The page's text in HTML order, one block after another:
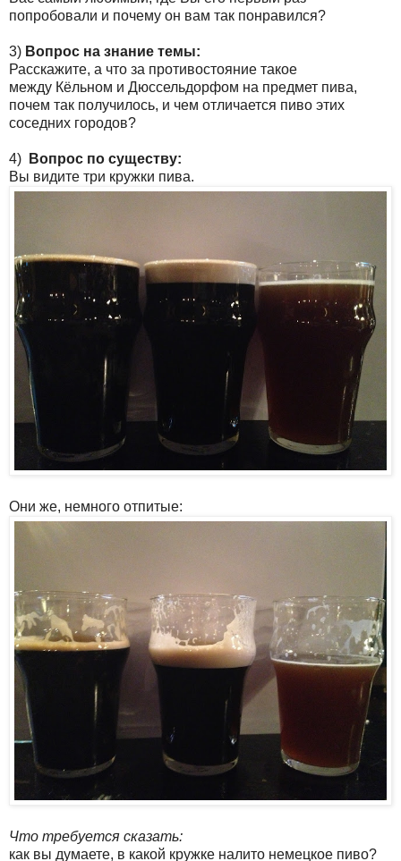
попробовали и почему он вам так понравился?
3) Вопрос на знание темы:
Расскажите, а что за противостояние такое
между Кёльном и Дюссельдорфом на предмет пива,
почем так получилось, и чем отличается пиво этих
соседних городов?
4)
Вопрос по существу:
Вы видите три кружки пива.
Они же, немного отпитые:
Что требуется сказать:
как вы думаете, в какой кружке налито немецкое пиво?